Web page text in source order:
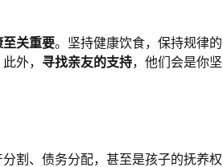
关重要。坚持健康饮食，保持规律的
外， 寻找亲友的支持，他们会是你坚
割、债务分配，甚至是孩子的抚养权